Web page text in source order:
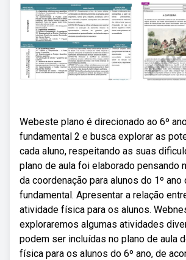
Webeste plano é direcionado ao 6º
fundamental 2 e busca explorar as
cada aluno, respeitando as suas
plano de aula foi elaborado pensando
da coordenação para alunos do 1º ano
fundamental. Apresentar a relação
atividade física para os alunos.
exploraremos algumas atividades
podem ser incluídas no plano de aula
física para os alunos do 6º ano, de